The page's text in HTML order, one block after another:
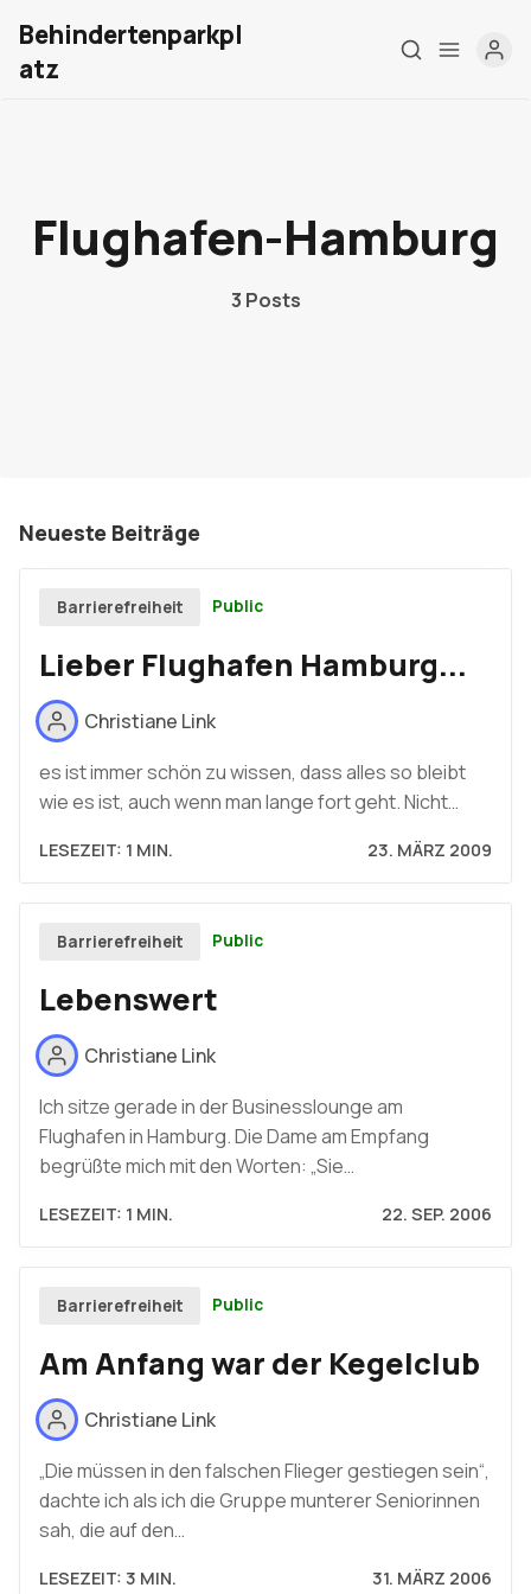
Über mich
Behindertenparkpl
atz
Flughafen-Hamburg
3 Posts
Neueste Beiträge
Barrierefreiheit Public
Lieber Flughafen Hamburg...
Christiane Link
es ist immer schön zu wissen, dass alles so bleibt
wie es ist, auch wenn man lange fort geht. Nicht…
LESEZEIT: 1 MIN. 23. MÄRZ 2009
Barrierefreiheit Public
Lebenswert
Christiane Link
Ich sitze gerade in der Businesslounge am
Flughafen in Hamburg. Die Dame am Empfang
begrüßte mich mit den Worten: „Sie…
LESEZEIT: 1 MIN. 22. SEP. 2006
Barrierefreiheit Public
Am Anfang war der Kegelclub
Christiane Link
„Die müssen in den falschen Flieger gestiegen sein“,
dachte ich als ich die Gruppe munterer Seniorinnen
sah, die auf den…
LESEZEIT: 3 MIN. 31. MÄRZ 2006